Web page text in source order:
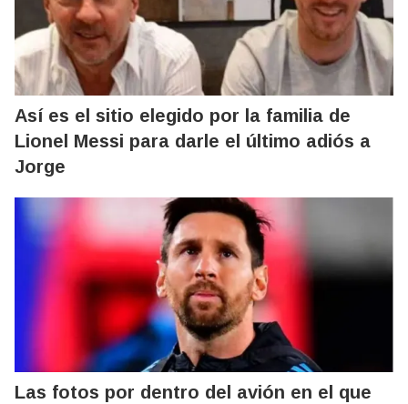
Así es el sitio elegido por la familia de
Lionel Messi para darle el último adiós a
Jorge
Las fotos por dentro del avión en el que